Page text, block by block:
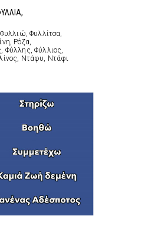
Φυλλίτσα,
Ρόζα,
Φύλλης, Φύλλιος,
Ντάφυ, Ντάφι